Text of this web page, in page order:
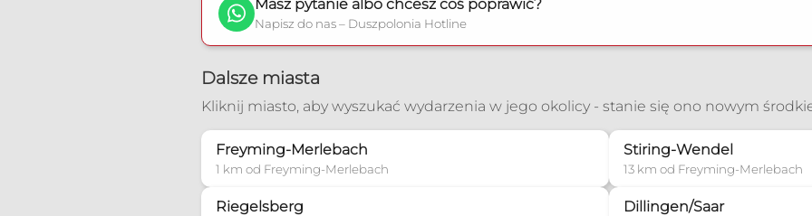
Masz pytanie albo chcesz coś poprawić?
Napisz do nas – Duszpolonia Hotline
Dalsze miasta
Kliknij miasto, aby wyszukać wydarzenia w jego okolicy - stanie się ono nowym
Freyming-Merlebach
1 km od Freyming-Merlebach
Stiring-Wendel
13 km od Freyming-Merlebach
Riegelsberg Dillingen/Saar